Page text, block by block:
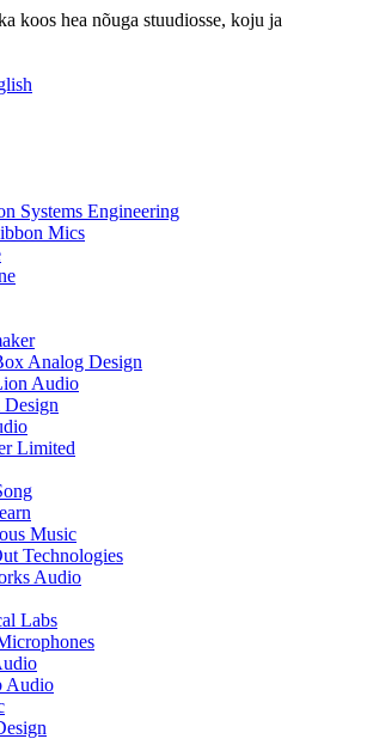
koos hea nõuga stuudiosse, koju ja
Systems Engineering
Mics
Analog Design
Audio
Limited
Music
Technologies
Audio
Labs
Audio